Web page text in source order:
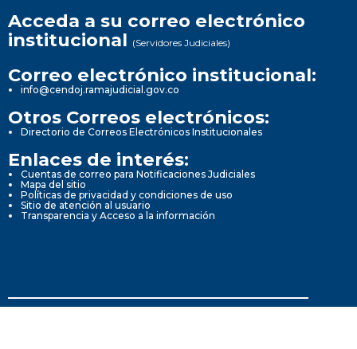
Acceda a su correo electrónico
institucional (Servidores Judiciales)
Correo electrónico institucional:
info@cendoj.ramajudicial.gov.co
Otros Correos electrónicos:
Directorio de Correos Electrónicos Institucionales
Enlaces de interés:
Cuentas de correo para Notificaciones Judiciales
Mapa del sitio
Políticas de privacidad y condiciones de uso
Sitio de atención al usuario
Transparencia y Acceso a la información